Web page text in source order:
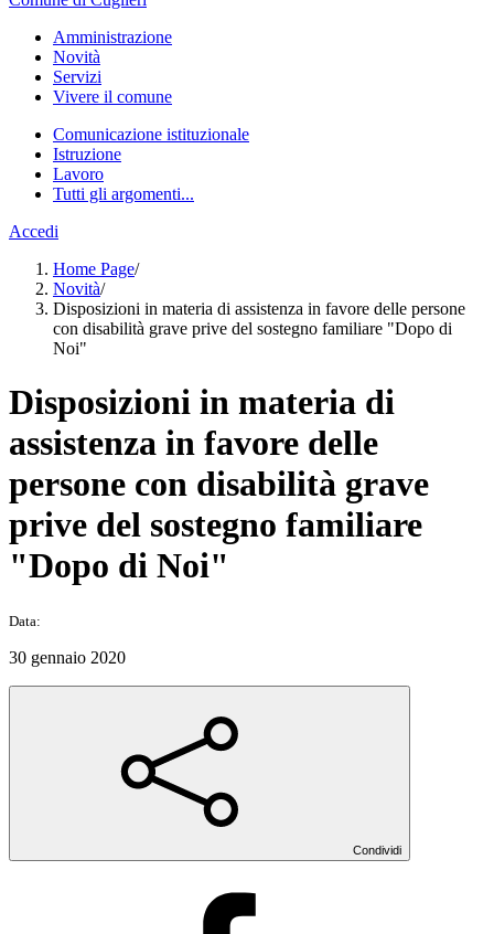
Amministrazione
Novità
Servizi
Vivere il comune
Comunicazione istituzionale
Istruzione
Lavoro
Tutti gli argomenti...
Accedi
Home Page/
Novità/
Disposizioni in materia di assistenza in favore delle persone
con disabilità grave prive del sostegno familiare "Dopo di
Noi"
Disposizioni in materia di
assistenza in favore delle
persone con disabilità grave
prive del sostegno familiare
"Dopo di Noi"
Data:
30 gennaio 2020
Condividi